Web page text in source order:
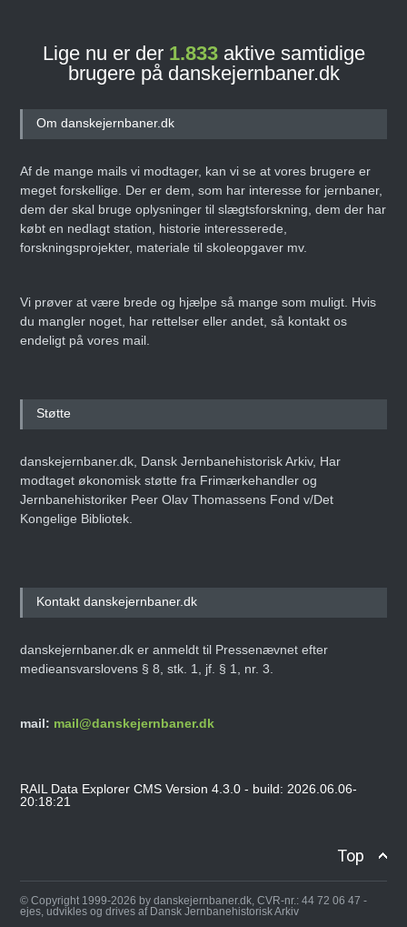
Lige nu er der 1.833aktive samtidige
brugere på danskejernbaner.dk
Om danskejernbaner.dk
Af de mange mails vi modtager, kan vi se at vores brugere er
meget forskellige. Der er dem, som har interesse for jernbaner,
dem der skal bruge oplysninger til slægtsforskning, dem der har
købt en nedlagt station, historie interesserede,
forskningsprojekter, materiale til skoleopgaver mv.
Vi prøver at være brede og hjælpe så mange som muligt. Hvis
du mangler noget, har rettelser eller andet, så kontakt os
endeligt på vores mail.
Støtte
danskejernbaner.dk, Dansk Jernbanehistorisk Arkiv, Har
modtaget økonomisk støtte fra Frimærkehandler og
Jernbanehistoriker Peer Olav Thomassens Fond v/Det
Kongelige Bibliotek.
Kontakt danskejernbaner.dk
danskejernbaner.dk er anmeldt til Pressenævnet efter
medieansvarslovens § 8, stk. 1, jf. § 1, nr. 3.
mail: mail@danskejernbaner.dk
RAIL Data Explorer CMS Version 4.3.0 - build: 2026.06.06-
20:18:21
Top
© Copyright 1999-2026 by danskejernbaner.dk, CVR-nr.: 44 72 06 47 -
ejes, udvikles og drives af Dansk Jernbanehistorisk Arkiv